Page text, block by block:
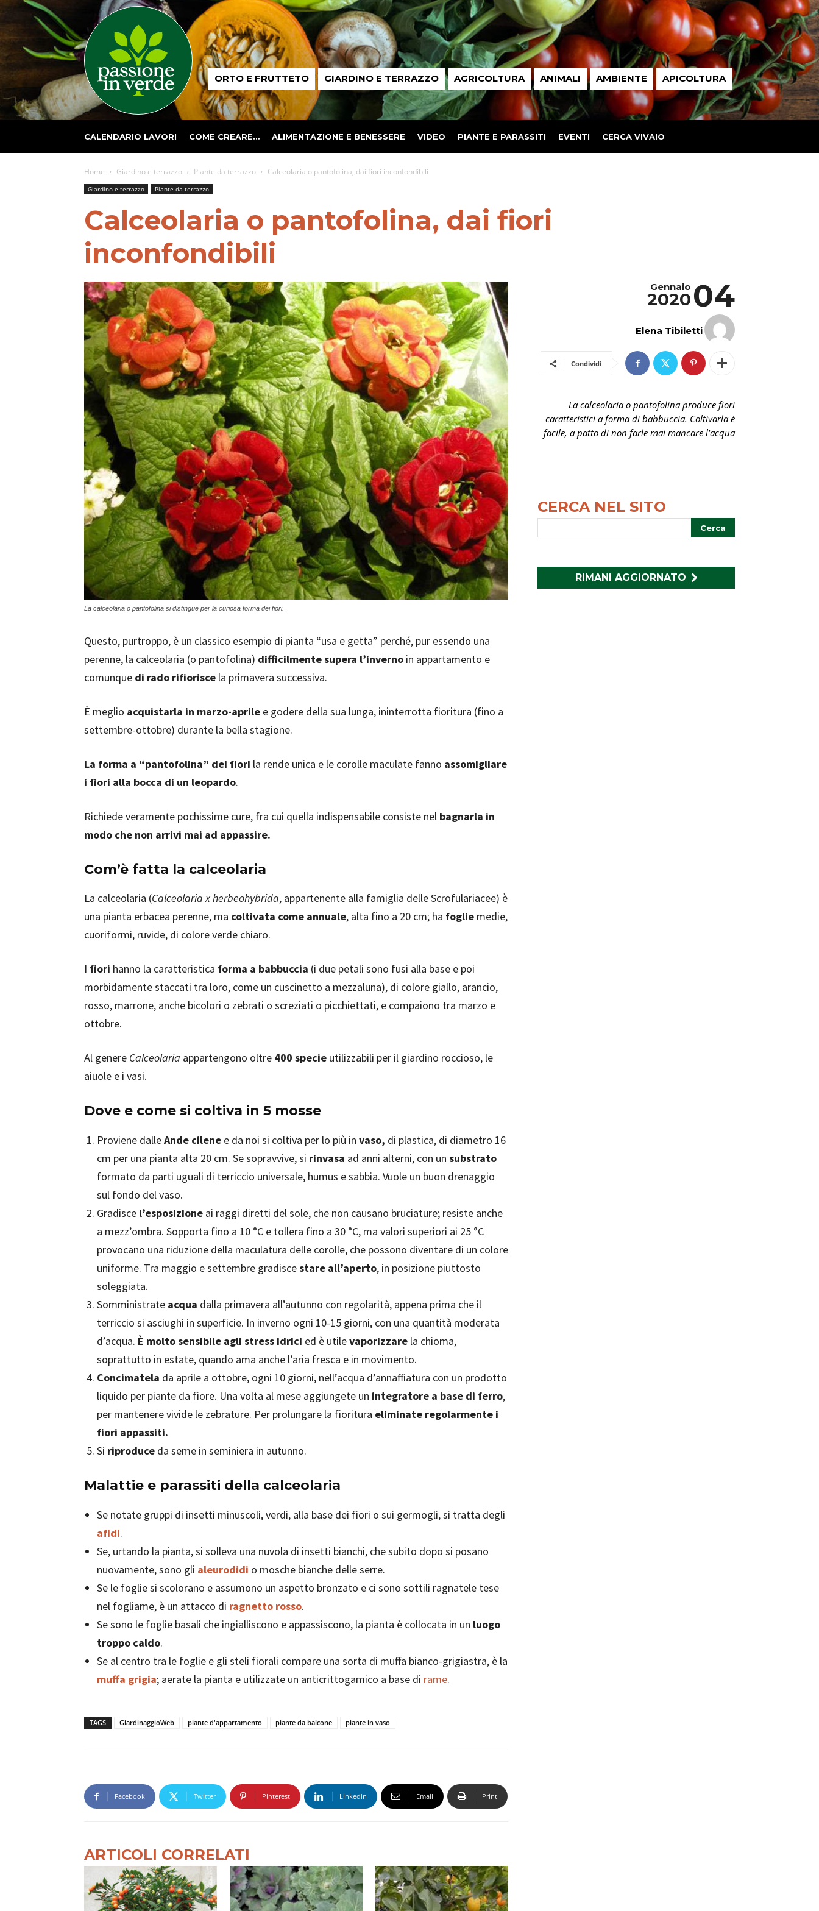
Passione
in ORTO E FRUTTETO GIARDINO E TERRAZZO AGRICOLTURA ANIMALI AMBIENTE APICOLTURA
CALENDARIO LAVORI COME CREARE… ALIMENTAZIONE E BENESSERE VIDEO PIANTE E PARASSITI EVENTI CERCA VIVAIO
Home Giardino e terrazzo Piante da terrazzo Calceolaria o pantofolina, dai fiori inconfondibili
Giardino e terrazzo Piante da terrazzo
Calceolaria o pantofolina, dai fiori
inconfondibili
La calceolaria o pantofolina si distingue per la curiosa forma dei fiori.
Questo, purtroppo, è un classico esempio di pianta “usa e getta” perché, pur essendo una
perenne, la calceolaria (o pantofolina) difficilmente supera l’inverno in appartamento e
comunque di rado rifiorisce la primavera successiva.
È meglio acquistarla in marzo-aprile e godere della sua lunga, ininterrotta fioritura (fino a
settembre-ottobre) durante la bella stagione.
La forma a “pantofolina” dei fiori la rende unica e le corolle maculate fanno assomigliare
i fiori alla bocca di un leopardo.
Richiede veramente pochissime cure, fra cui quella indispensabile consiste nel bagnarla in
modo che non arrivi mai ad appassire.
Com’è fatta la calceolaria
La calceolaria (Calceolaria x herbeohybrida, appartenente alla famiglia delle Scrofulariacee) è
una pianta erbacea perenne, ma coltivata come annuale, alta fino a 20 cm; ha foglie medie,
cuoriformi, ruvide, di colore verde chiaro.
I fiori hanno la caratteristica forma a babbuccia (i due petali sono fusi alla base e poi
morbidamente staccati tra loro, come un cuscinetto a mezzaluna), di colore giallo, arancio,
rosso, marrone, anche bicolori o zebrati o screziati o picchiettati, e compaiono tra marzo e
ottobre.
Al genere Calceolaria appartengono oltre 400 specie utilizzabili per il giardino roccioso, le
aiuole e i vasi.
Dove e come si coltiva in 5 mosse
Proviene dalleAnde cilene e da noi si coltiva per lo più in vaso, di plastica, di diametro 16
cm per una pianta alta 20 cm. Se sopravvive, si rinvasa ad anni alterni, con un substrato
formato da parti uguali di terriccio universale, humus e sabbia. Vuole un buon drenaggio
sul fondo del vaso.
Gradisce l’esposizione ai raggi diretti del sole, che non causano bruciature; resiste anche
a mezz’ombra. Sopporta fino a 10 °C e tollera fino a 30 °C, ma valori superiori ai 25 °C
provocano una riduzione della maculatura delle corolle, che possono diventare di un colore
uniforme. Tra maggio e settembre gradiscestare all’aperto, in posizione piuttosto
soleggiata.
Somministrate acqua dalla primavera all’autunno con regolarità, appena prima che il
terriccio si asciughi in superficie. In inverno ogni 10-15 giorni, con una quantità moderata
d’acqua. È molto sensibile agli stress idrici ed è utilevaporizzare la chioma,
soprattutto in estate, quando ama anche l’aria fresca e in movimento.
Concimatela da aprile a ottobre, ogni 10 giorni, nell’acqua d’annaffiatura con un prodotto
liquido per piante da fiore. Una volta al mese aggiungete un integratore a base di ferro,
per mantenere vivide le zebrature. Per prolungare la fioritura eliminate regolarmente i
fiori appassiti.
Si riproduce da seme in seminiera in autunno.
Malattie e parassiti della calceolaria
Se notate gruppi di insetti minuscoli, verdi, alla base dei fiori o sui germogli, si tratta degli
afidi.
Se, urtando la pianta, si solleva una nuvola di insetti bianchi, che subito dopo si posano
nuovamente, sono gli aleurodidi o mosche bianche delle serre.
Se le foglie si scolorano e assumono un aspetto bronzato e ci sono sottili ragnatele tese
nel fogliame, è un attacco di ragnetto rosso.
Se sono le foglie basali che ingialliscono e appassiscono, la pianta è collocata in un luogo
troppo caldo.
Se al centro tra le foglie e gli steli fiorali compare una sorta di muffa bianco-grigiastra, è la
muffa grigia; aerate la pianta e utilizzate un anticrittogamico a base di rame.
TAGS GiardinaggioWeb piante d'appartamento piante da balcone piante in vaso
Facebook Twitter Pinterest Linkedin Email Print
ARTICOLI CORRELATI
04
Gennaio
2020
Elena Tibiletti
Condividi
La calceolaria o pantofolina produce fiori
caratteristici a forma di babbuccia. Coltivarla è
facile, a patto di non farle mai mancare l'acqua
CERCA NEL SITO
RIMANI AGGIORNATO